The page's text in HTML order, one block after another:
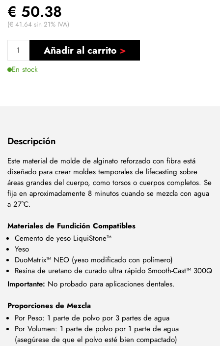
€ 50.38
(€ 41.64 sin 21% IVA)
Añadir al carrito
En stock
Descripción
Este material de molde de alginato reforzado con fibra está
diseñado para crear moldes temporales de lifecasting sobre
áreas grandes del cuerpo, como torsos o cuerpos completos. Se
fija en aproximadamente 8 minutos cuando se mezcla con agua
a 27°C.
Materiales de Fundición Compatibles
Cemento de yeso LiquiStone™
Yeso
DuoMatrix™ NEO (yeso modificado con polímero)
Resina de uretano de curado ultra rápido Smooth-Cast™ 300Q
Importante: No probado para aplicaciones dentales.
Proporciones de Mezcla
Por Peso: 1 parte de polvo por 3 partes de agua
Por Volumen: 1 parte de polvo por 1 parte de agua
(asegúrese de que el polvo esté bien compactado)